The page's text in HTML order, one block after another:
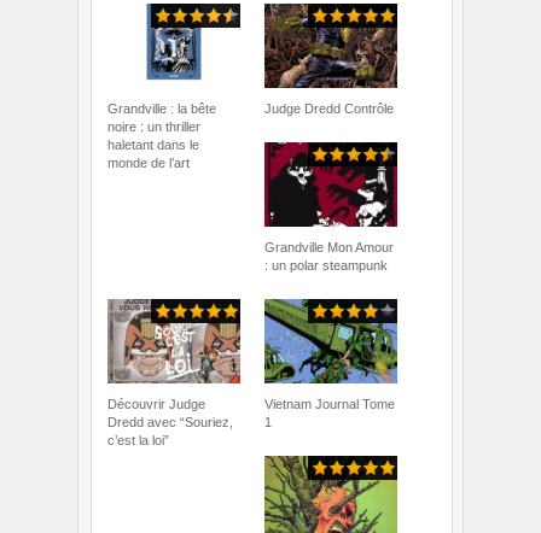
Grandville : la bête
noire : un thriller
haletant dans le
monde de l’art
Judge Dredd Contrôle
Grandville Mon Amour
: un polar steampunk
Découvrir Judge
Dredd avec “Souriez,
c’est la loi”
Vietnam Journal Tome
1